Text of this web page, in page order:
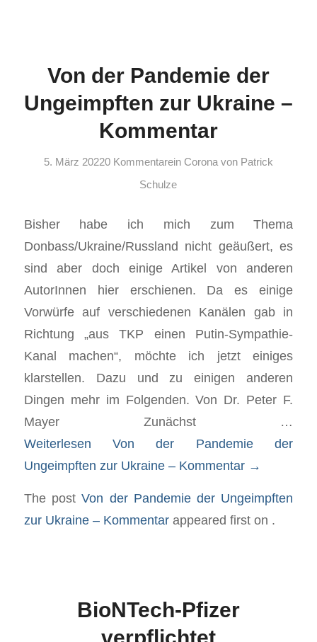
Von der Pandemie der
Ungeimpften zur Ukraine –
Kommentar
5. März 20220 Kommentarein Corona von Patrick
Schulze
Bisher habe ich mich zum Thema
Donbass/Ukraine/Russland nicht geäußert, es
sind aber doch einige Artikel von anderen
AutorInnen hier erschienen. Da es einige
Vorwürfe auf verschiedenen Kanälen gab in
Richtung „aus TKP einen Putin-Sympathie-
Kanal machen“, möchte ich jetzt einiges
klarstellen. Dazu und zu einigen anderen
Dingen mehr im Folgenden. Von Dr. Peter F.
Mayer Zunächst …
WeiterlesenVon der Pandemie der
Ungeimpften zur Ukraine – Kommentar →
The postVon der Pandemie der Ungeimpften
zur Ukraine – Kommentarappeared first on .
BioNTech-Pfizer